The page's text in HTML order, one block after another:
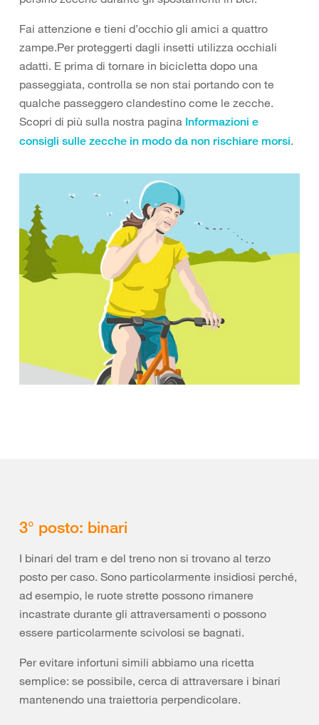
Fai attenzione e tieni d’occhio gli amici a quattro
zampe.Per proteggerti dagli insetti utilizza occhiali
adatti. E prima di tornare in bicicletta dopo una
passeggiata, controlla se non stai portando con te
qualche passeggero clandestino come le zecche.
Scopri di più sulla nostra pagina Informazioni e
consigli sulle zecche in modo da non rischiare morsi.
3° posto: binari
I binari del tram e del treno non si trovano al terzo
posto per caso. Sono particolarmente insidiosi perché,
ad esempio, le ruote strette possono rimanere
incastrate durante gli attraversamenti o possono
essere particolarmente scivolosi se bagnati.
Per evitare infortuni simili abbiamo una ricetta
semplice: se possibile, cerca di attraversare i binari
mantenendo una traiettoria perpendicolare.